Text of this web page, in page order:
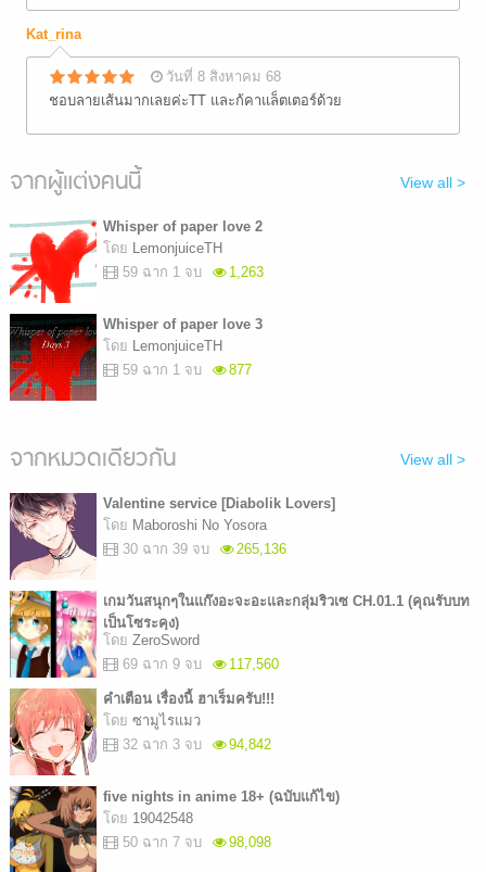
Kat_rina
วันที่ 8 สิงหาคม 68
ชอบลายเส้นมากเลยค่ะTT และก้คาแล็ตเตอร์ด้วย
จากผู้แต่งคนนี้ View all >
Whisper of paper love 2
โดย
LemonjuiceTH
59 ฉาก 1 จบ
1,263
Whisper of paper love 3
โดย
LemonjuiceTH
59 ฉาก 1 จบ
877
จากหมวดเดียวกัน View all >
Valentine service [Diabolik Lovers]
โดย Maboroshi No Yosora
30 ฉาก 39 จบ
265,136
เกมวันสนุกๆในแก๊งอะจะอะและกลุ่มริวเซ CH.01.1 (คุณรับบท
เป็นโซระคุง)
โดย ZeroSword
69 ฉาก 9 จบ
117,560
คำเตือน เรื่องนี้ ฮาเร็มครับ!!!
โดย ซามูไรแมว
32 ฉาก 3 จบ
94,842
five nights in anime 18+ (ฉบับแก้ไข)
โดย 19042548
50 ฉาก 7 จบ
98,098